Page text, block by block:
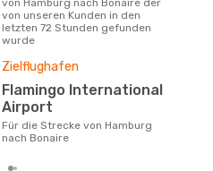
von Hamburg nach Bonaire der
von unseren Kunden in den
letzten 72 Stunden gefunden
wurde
Zielflughafen
Flamingo International
Airport
Für die Strecke von Hamburg
nach Bonaire